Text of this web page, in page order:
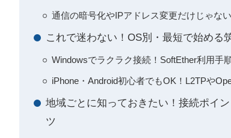
通信の暗号化やIPアドレス変更だけじゃな
これで迷わない！OS別・最短で始める
Windowsでラクラク接続！SoftEther利用手
iPhone・Android初心者でもOK！L2TPや
地域ごとに知っておきたい！接続ポイ
ツ